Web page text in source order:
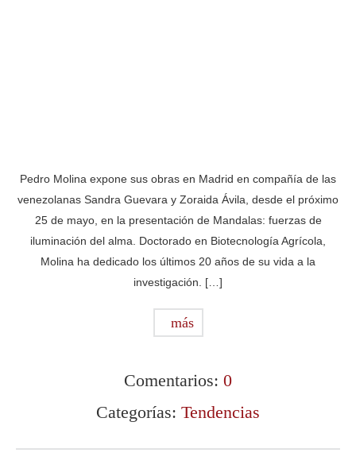
Pedro Molina expone sus obras en Madrid en compañía de las
venezolanas Sandra Guevara y Zoraida Ávila, desde el próximo
25 de mayo, en la presentación de Mandalas: fuerzas de
iluminación del alma. Doctorado en Biotecnología Agrícola,
Molina ha dedicado los últimos 20 años de su vida a la
investigación. […]
más
Comentarios: 0
Categorías: Tendencias